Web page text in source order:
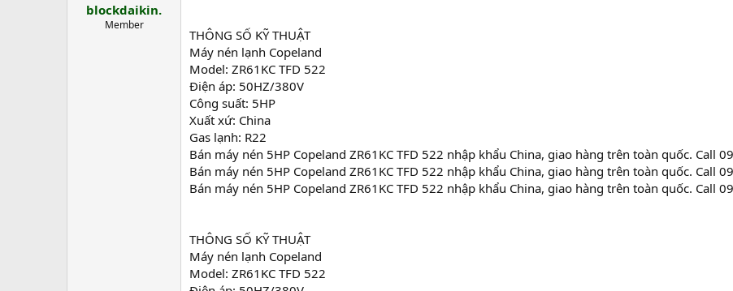
e
blockdaikin.
Member
THÔNG SỐ KỸ THUẬT
Máy nén lạnh Copeland
Model: ZR61KC TFD 522
Điện áp: 50HZ/380V
Công suất: 5HP
Xuất xứ: China
Gas lạnh: R22
Bán máy nén 5HP Copeland ZR61KC TFD 522 nhập khẩu China, giao hàng trên toàn quốc. Call
Bán máy nén 5HP Copeland ZR61KC TFD 522 nhập khẩu China, giao hàng trên toàn quốc. Call
Bán máy nén 5HP Copeland ZR61KC TFD 522 nhập khẩu China, giao hàng trên toàn quốc. Call
THÔNG SỐ KỸ THUẬT
Máy nén lạnh Copeland
Model: ZR61KC TFD 522